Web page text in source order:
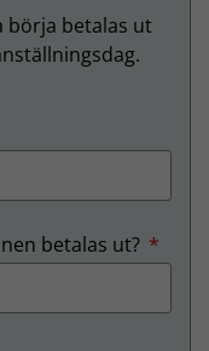
börja betalas ut
betalas ut? *